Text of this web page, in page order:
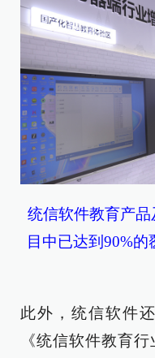
统信软件教育产
目中已达到90%
此外，统信软件
《统信软件教育